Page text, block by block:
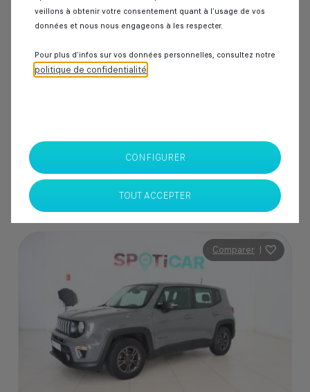
50 000 km Diesel 2020 Manuelle
229 000 Dhs
Casablanca
Comparer |
veillons à obtenir votre consentement quant à l’usage de vos
données et nous nous engageons à les respecter.
Pour plus d’infos sur vos données personnelles, consultez notre
politique de confidentialité
CONFIGURER
TOUT ACCEPTER